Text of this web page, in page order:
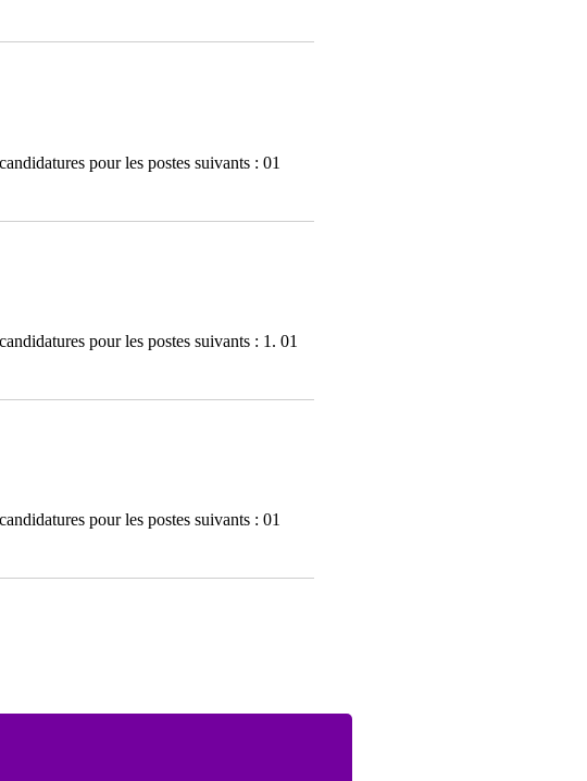
pour les postes suivants : 01
pour les postes suivants : 1. 01
pour les postes suivants : 01